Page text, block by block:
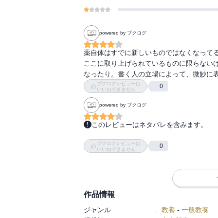
powered by ブクログ
薬自体はすでに新しいものではなくなって
ここに取り上げられているものに限らな
なったり。書く人の立場によって、微妙に
ブクログレビューは
いいねできません
0
powered by ブクログ
このレビューはネタバレを含みます。
［　ＰＯＰ　］
ブクログレビューは
いいねできません
0
作品情報
ジャンル : 教養 - 一般教養